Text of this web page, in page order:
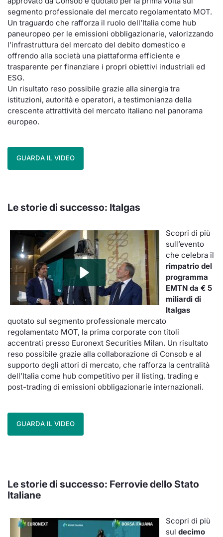
segmento professionale del mercato regolamentato MOT.
Un traguardo che rafforza il ruolo dell’Italia come hub
paneuropeo per le emissioni obbligazionarie, valorizzando
l’infrastruttura del mercato del debito domestico e
offrendo alla società una piattaforma efficiente e
trasparente per finanziare i propri obiettivi industriali ed
ESG.
Un risultato reso possibile grazie alla sinergia tra
istituzioni, autorità e operatori, a testimonianza della
crescente attrattività del mercato italiano nel panorama
europeo.
GUARDA IL VIDEO
Le storie di successo: Italgas
Scopri di più
sull’evento
che celebra il
rimpatrio del
programma
EMTN da € 5
miliardi di
Italgas
quotato sul segmento professionale mercato
regolamentato MOT, la prima corporate con titoli
accentrati presso Euronext Securities Milan. Un risultato
reso possibile grazie alla collaborazione di Consob e al
supporto degli attori di mercato, che rafforza la centralità
dell’Italia come hub competitivo per il listing, trading e
post-trading di emissioni obbligazionarie internazionali.
GUARDA IL VIDEO
Le storie di successo: Ferrovie dello Stato
Italiane
Scopri di più
sul decimo